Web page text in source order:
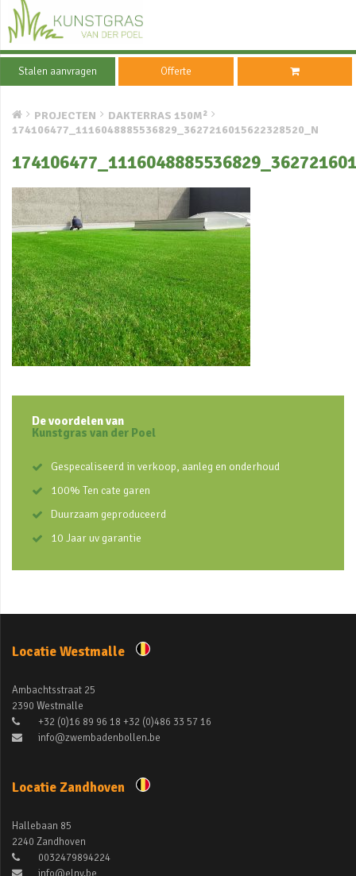
Stalen aanvragen Offerte
PROJECTEN
DAKTERRAS 150M²
174106477_1116048885536829_3627216015622328520_N
De voordelen van
Kunstgras van der Poel
Gespecaliseerd in verkoop, aanleg en onderhoud
100% Ten cate garen
Duurzaam geproduceerd
10 Jaar uv garantie
Locatie Westmalle
Ambachtsstraat 25
2390 Westmalle
+32 (0)16 89 96 18 +32 (0)486 33 57 16
info@zwembadenbollen.be
Locatie Zandhoven
Hallebaan 85
2240 Zandhoven
0032479894224